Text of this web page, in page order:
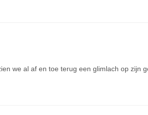
we al af en toe terug een glimlach op zijn